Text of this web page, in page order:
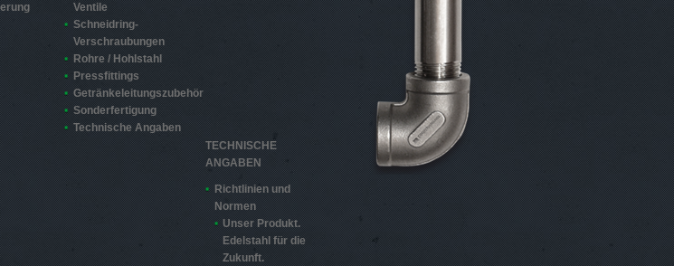
Ventile
Schneidring-
Verschraubungen
Rohre / Hohlstahl
Pressfittings
Getränkeleitungszubehör
Sonderfertigung
Technische Angaben
TECHNISCHE
ANGABEN
Richtlinien und
Normen
Unser Produkt.
Edelstahl für die
Zukunft.